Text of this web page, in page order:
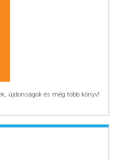
újdonságok és még több könyv!